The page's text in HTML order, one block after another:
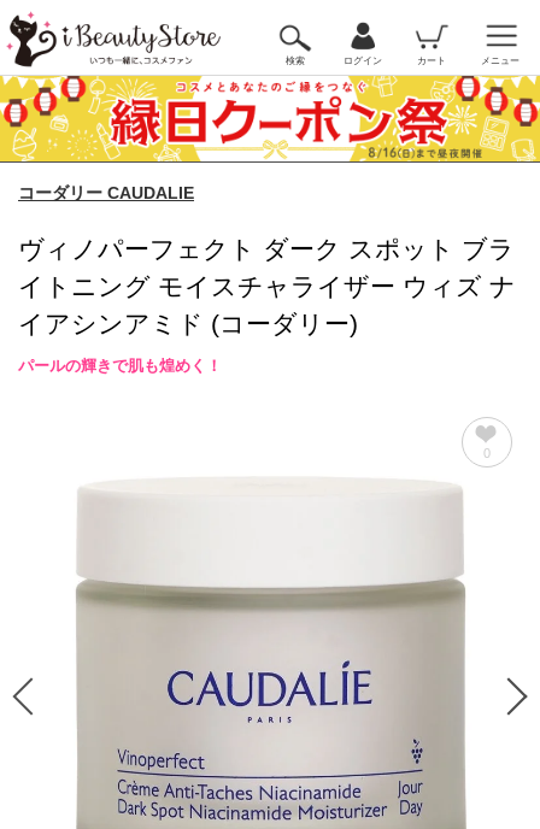
検索 ログイン カート メニュー
コーダリー CAUDALIE
ヴィノパーフェクト ダーク スポット ブラ
イトニング モイスチャライザー ウィズ ナ
イアシンアミド (コーダリー)
パールの輝きで肌も煌めく！
0